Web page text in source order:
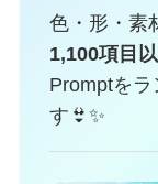
色・形・素
1,100項目
Promptを
す👙✨